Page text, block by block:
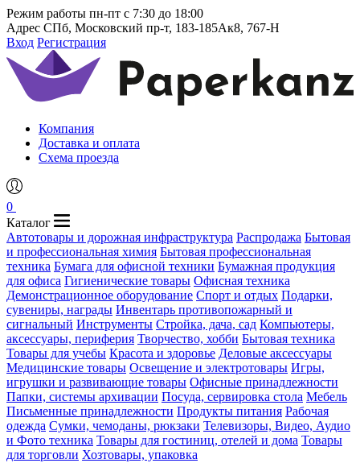
Режим работы пн-пт с 7:30 до 18:00
Адрес СПб, Московский пр-т, 183-185Ак8, 767-Н
Вход Регистрация
Компания
Доставка и оплата
Схема проезда
0
Каталог
Автотовары и дорожная инфраструктура Распродажа Бытовая
и профессиональная химия Бытовая профессиональная
техника Бумага для офисной техники Бумажная продукция
для офиса Гигиенические товары Офисная техника
Демонстрационное оборудование Спорт и отдых Подарки,
сувениры, награды Инвентарь противопожарный и
сигнальный Инструменты Стройка, дача, сад Компьютеры,
аксессуары, периферия Творчество, хобби Бытовая техника
Товары для учебы Красота и здоровье Деловые аксессуары
Медицинские товары Освещение и электротовары Игры,
игрушки и развивающие товары Офисные принадлежности
Папки, системы архивации Посуда, сервировка стола Мебель
Письменные принадлежности Продукты питания Рабочая
одежда Сумки, чемоданы, рюкзаки Телевизоры, Видео, Аудио
и Фото техника Товары для гостиниц, отелей и дома Товары
для торговли Хозтовары, упаковка